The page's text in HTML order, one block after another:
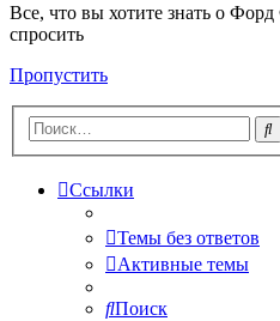
Все, что вы хотите знать о
спросить
Пропустить
Ссылки
Темы без ответов
Активные темы
Поиск